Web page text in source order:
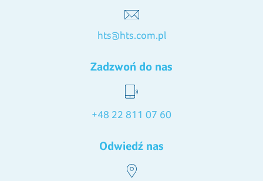
hts@hts.com.pl
Zadzwoń do nas
+48 22 811 07 60
Odwiedź nas